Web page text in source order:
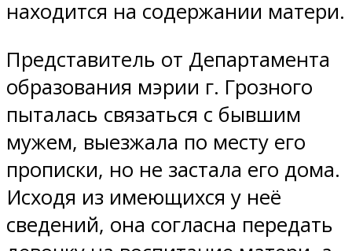
находится на содержании матери.
Представитель от Департамента
образования мэрии г. Грозного
пыталась связаться с бывшим
мужем, выезжала по месту его
прописки, но не застала его дома.
Исходя из имеющихся у неё
сведений, она согласна передать